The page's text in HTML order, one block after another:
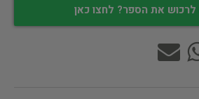
לרכוש את הספר? לחצו כאן